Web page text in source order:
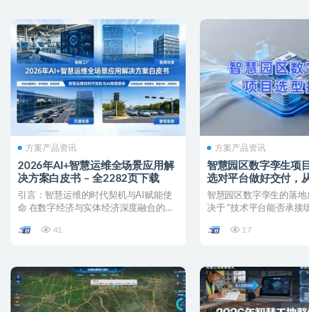
方案产品资讯
2026年AI+智慧运维全场景应用解
决方案白皮书 – 全2282页下载
引言：智慧运维的时代契机与AI赋能使
命 在数字经济与实体经济深度融合的浪
41
方案产品资讯
智慧园区数字孪生项
选对平台做好交付，
交付落地的全流程解
智慧园区数字孪生的落地
决于 “技术平台能否承接
17